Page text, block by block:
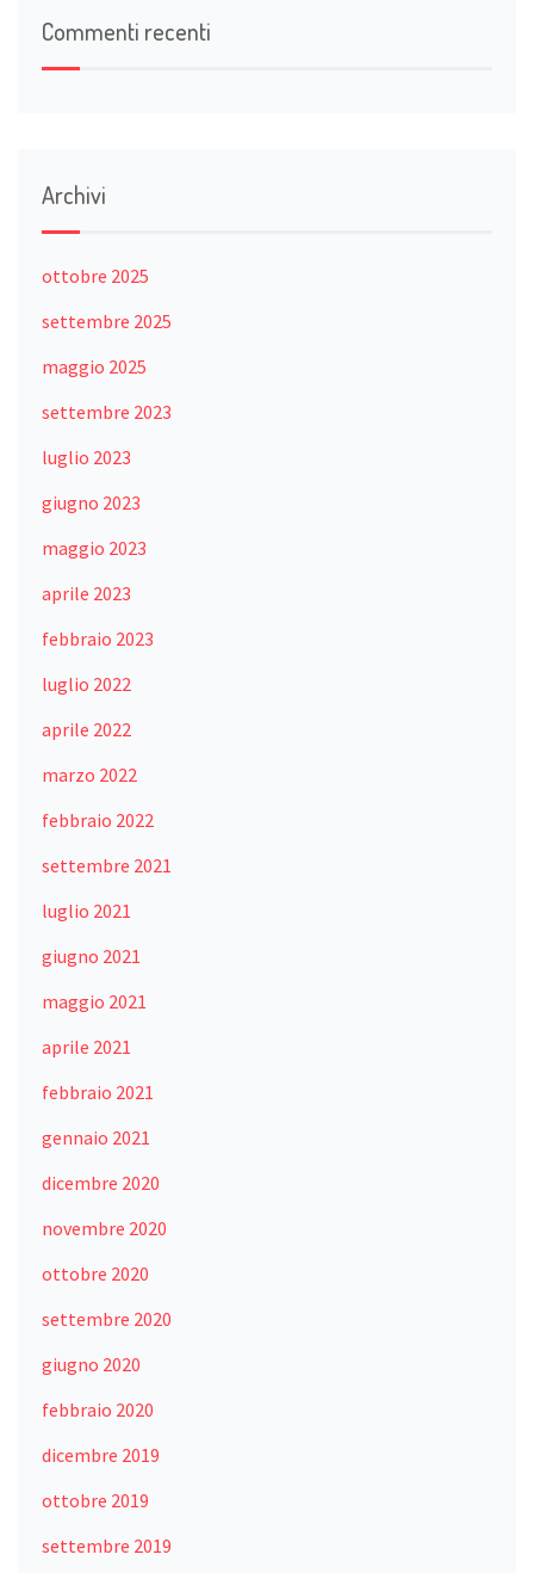
Commenti recenti
Archivi
ottobre 2025
settembre 2025
maggio 2025
settembre 2023
luglio 2023
giugno 2023
maggio 2023
aprile 2023
febbraio 2023
luglio 2022
aprile 2022
marzo 2022
febbraio 2022
settembre 2021
luglio 2021
giugno 2021
maggio 2021
aprile 2021
febbraio 2021
gennaio 2021
dicembre 2020
novembre 2020
ottobre 2020
settembre 2020
giugno 2020
febbraio 2020
dicembre 2019
ottobre 2019
settembre 2019